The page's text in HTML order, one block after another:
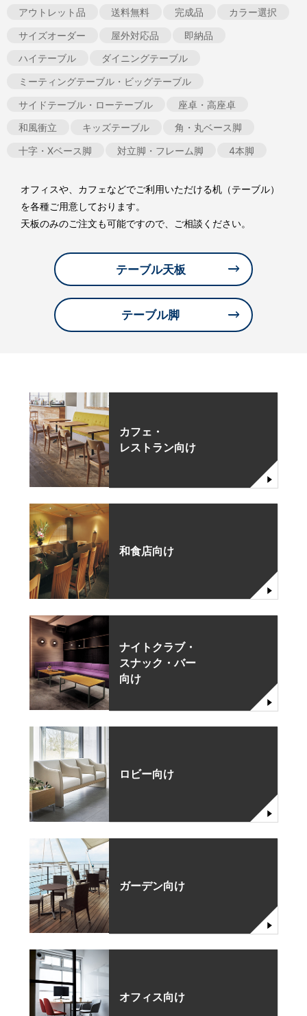
アウトレット品 送料無料 完成品
カラー選択
サイズオーダー
屋外対応品
即納品
ハイテーブル
ダイニングテーブル
ミーティングテーブル・ビッグテーブル
サイドテーブル・ローテーブル
座卓・高座卓
和風衝立
キッズテーブル
角・丸ベース脚
十字・Xベース脚
対立脚・フレーム脚 4本脚
オフィスや、カフェなどでご利用いただける机（テーブル）
を各種ご用意しております。
天板のみのご注文も可能ですので、ご相談ください。
テーブル天板
テーブル脚
カフェ・
レストラン向け
和食店向け
ナイトクラブ・
スナック・バー
向け
ロビー向け
ガーデン向け
オフィス向け